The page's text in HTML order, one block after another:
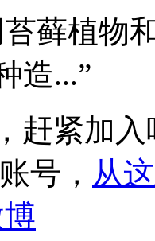
藓植物
造...”
赶紧加入
号， 从